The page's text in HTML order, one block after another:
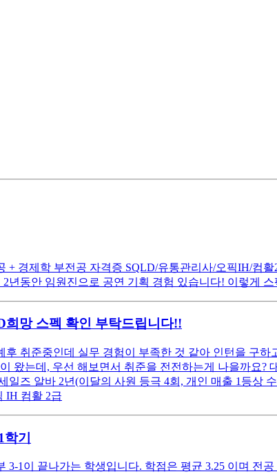
+ 경제학 부전공 자격증 SQLD/유통관리사/오픽IH/컴
년동안 임원진으로 공연 기획 경험 있습니다! 이렇게
망 스펙 확인 부탁드립니다!!
후 취준중인데 실무 경험이 부족한 것 같아 인턴을 구
왔는데, 우선 해보면서 취준을 전전하는게 나을까요
일즈 알바 2년(이달의 사원 등극 4회, 개인 매출 1등상
IH 컴활 2급
기
3-1이 끝나가는 학생입니다. 학점은 평균 3.25 이며